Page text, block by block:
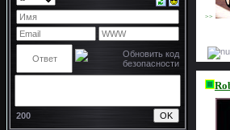
200
>>